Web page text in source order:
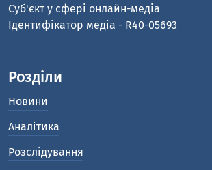
Cуб'єкт у сфері онлайн-медіа
Ідентифікатор медіа - R40-05693
Розділи
Новини
Аналітика
Розслідування